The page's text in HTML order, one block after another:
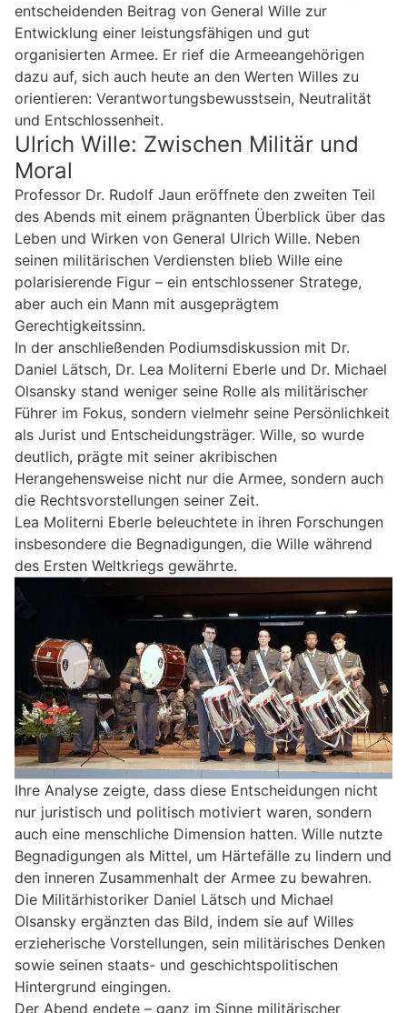
entscheidenden Beitrag von General Wille zur
Entwicklung einer leistungsfähigen und gut
organisierten Armee. Er rief die Armeeangehörigen
dazu auf, sich auch heute an den Werten Willes zu
orientieren: Verantwortungsbewusstsein, Neutralität
und Entschlossenheit.
Ulrich Wille: Zwischen Militär und
Moral
Professor Dr. Rudolf Jaun eröffnete den zweiten Teil
des Abends mit einem prägnanten Überblick über das
Leben und Wirken von General Ulrich Wille. Neben
seinen militärischen Verdiensten blieb Wille eine
polarisierende Figur – ein entschlossener Stratege,
aber auch ein Mann mit ausgeprägtem
Gerechtigkeitssinn.
In der anschließenden Podiumsdiskussion mit Dr.
Daniel Lätsch, Dr. Lea Moliterni Eberle und Dr. Michael
Olsansky stand weniger seine Rolle als militärischer
Führer im Fokus, sondern vielmehr seine Persönlichkeit
als Jurist und Entscheidungsträger. Wille, so wurde
deutlich, prägte mit seiner akribischen
Herangehensweise nicht nur die Armee, sondern auch
die Rechtsvorstellungen seiner Zeit.
Lea Moliterni Eberle beleuchtete in ihren Forschungen
insbesondere die Begnadigungen, die Wille während
des Ersten Weltkriegs gewährte.
Ihre Analyse zeigte, dass diese Entscheidungen nicht
nur juristisch und politisch motiviert waren, sondern
auch eine menschliche Dimension hatten. Wille nutzte
Begnadigungen als Mittel, um Härtefälle zu lindern und
den inneren Zusammenhalt der Armee zu bewahren.
Die Militärhistoriker Daniel Lätsch und Michael
Olsansky ergänzten das Bild, indem sie auf Willes
erzieherische Vorstellungen, sein militärisches Denken
sowie seinen staats- und geschichtspolitischen
Hintergrund eingingen.
Der Abend endete – ganz im Sinne militärischer